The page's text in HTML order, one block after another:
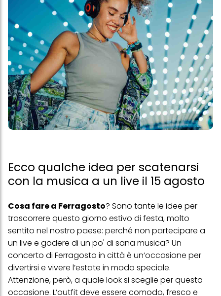
Ecco qualche idea per scatenarsi
con la musica a un live il 15 agosto
Cosa fare a Ferragosto? Sono tante le idee per
trascorrere questo giorno estivo di festa, molto
sentito nel nostro paese: perché non partecipare a
un live e godere di un po' di sana musica? Un
concerto di Ferragosto in città è un’occasione per
divertirsi e vivere l’estate in modo speciale.
Attenzione, però, a quale look si sceglie per questa
occasione. L’outfit deve essere comodo, fresco e